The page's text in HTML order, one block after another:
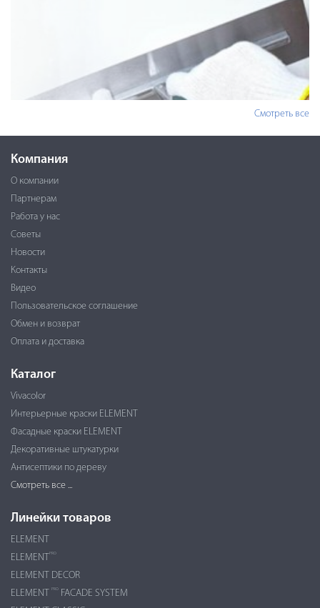
Смотреть все
Компания
О компании
Партнерам
Работа у нас
Советы
Новости
Контакты
Видео
Пользовательское соглашение
Обмен и возврат
Оплата и доставка
Каталог
Vivacolor
Интерьерные краски ELEMENT
Фасадные краски ELEMENT
Декоративные штукатурки
Антисептики по дереву
Смотреть все ...
Линейки товаров
ELEMENT
ELEMENT
PRO
ELEMENT DECOR
ELEMENT
PRO
FACADE SYSTEM